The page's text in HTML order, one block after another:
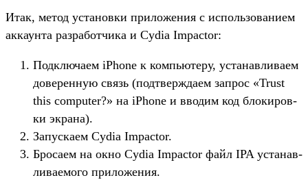
Итак, метод уста­нов­ки при­ложе­ния с исполь­зовани­ем
акка­унта раз­работ­чика и Cydia Impactor:
Под­клю­чаем iPhone к компь­юте­ру, уста­нав­лива­ем
доверен­ную связь (под­твержда­ем зап­рос «Trust
this computer?» на iPhone и вво­дим код бло­киров­
ки экра­на).
За­пус­каем Cydia Impactor.
Бро­саем на окно Cydia Impactor файл IPA уста­нав­
лива­емо­го при­ложе­ния.